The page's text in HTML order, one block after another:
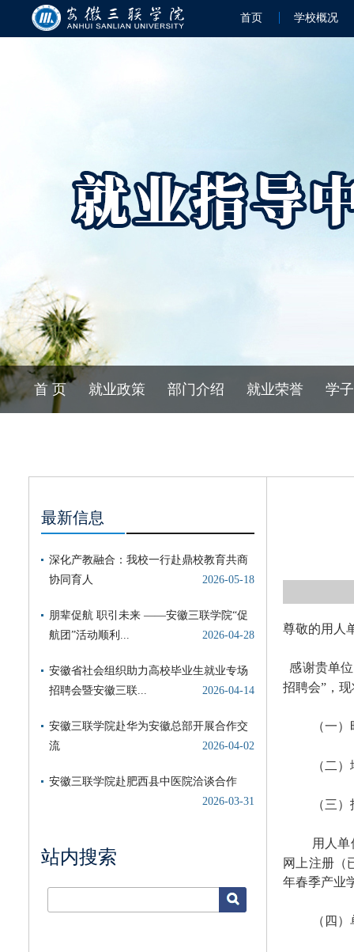
首页 学校概况
首 页 就业政策 部门介绍 就业荣誉 学
最新信息
站内搜索
尊敬的用人
感谢贵单
招聘会”，
（一
（二
（三
用人单
网上注册（
年春季产业
（四